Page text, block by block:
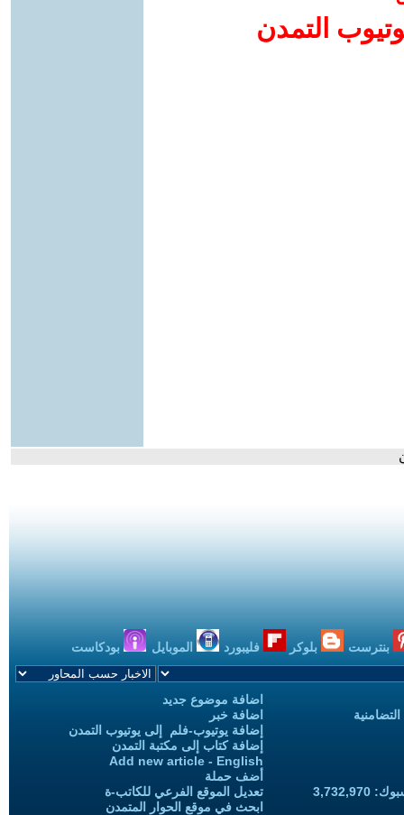
التمدن
بنترست بلوكر فليبورد الموبايل بودكاست
اضافة موضوع جديد
اضافة خبر
إضافة يوتيوب-فلم إلى يوتيوب التمدن
إضافة كتاب إلى مكتبة التمدن
Add new article - English
أضف حملة
تعديل الموقع الفرعي للكاتب-ة
ابحث في موقع الحوار المتمدن